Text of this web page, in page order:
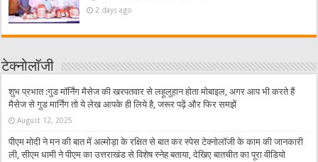
2 days ago
टेक्नोलॉजी
शुभ प्रभात :गुड मॉर्निंग मैसेज की खरपतवार से लहूलुहान होता मोबाइल, अगर आप भी करते हैं
मैसेज से गुड मार्निंग तो ये लेख आपके ही लिये है, जरूर पढ़ें और फिर समझें
August 12, 2025
पीएम मोदी ने मन की बात में अल्मोड़ा के रक्षित से बात कर स्पेस टेक्नोलॉजी के काम की जानकारी
ली, सीएम धामी ने पीएम का उत्तराखंड से विशेष स्नेह बताया, देखिए बातचीत का पूरा वीडियो